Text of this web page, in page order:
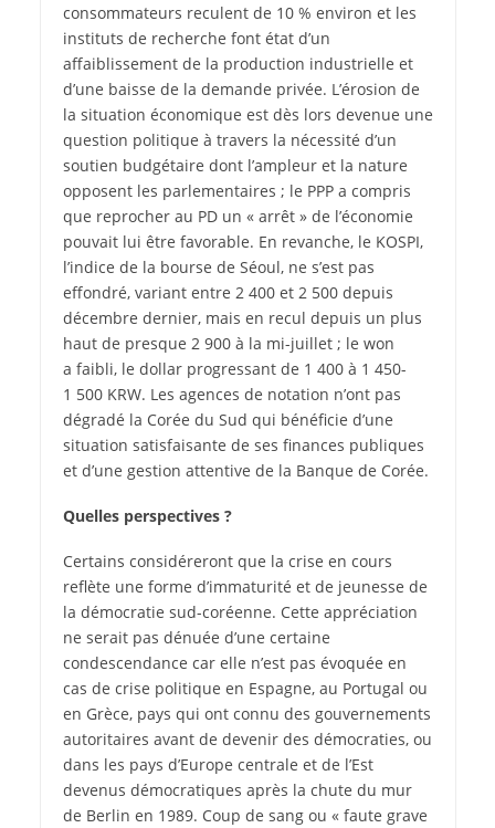
consommateurs reculent de 10 % environ et les
instituts de recherche font état d’un
affaiblissement de la production industrielle et
d’une baisse de la demande privée. L’érosion de
la situation économique est dès lors devenue une
question politique à travers la nécessité d’un
soutien budgétaire dont l’ampleur et la nature
opposent les parlementaires ; le PPP a compris
que reprocher au PD un « arrêt » de l’économie
pouvait lui être favorable. En revanche, le KOSPI,
l’indice de la bourse de Séoul, ne s’est pas
effondré, variant entre 2 400 et 2 500 depuis
décembre dernier, mais en recul depuis un plus
haut de presque 2 900 à la mi-juillet ; le won
a faibli, le dollar progressant de 1 400 à 1 450-
1 500 KRW. Les agences de notation n’ont pas
dégradé la Corée du Sud qui bénéficie d’une
situation satisfaisante de ses finances publiques
et d’une gestion attentive de la Banque de Corée.
Quelles perspectives ?
Certains considéreront que la crise en cours
reflète une forme d’immaturité et de jeunesse de
la démocratie sud-coréenne. Cette appréciation
ne serait pas dénuée d’une certaine
condescendance car elle n’est pas évoquée en
cas de crise politique en Espagne, au Portugal ou
en Grèce, pays qui ont connu des gouvernements
autoritaires avant de devenir des démocraties, ou
dans les pays d’Europe centrale et de l’Est
devenus démocratiques après la chute du mur
de Berlin en 1989. Coup de sang ou « faute grave